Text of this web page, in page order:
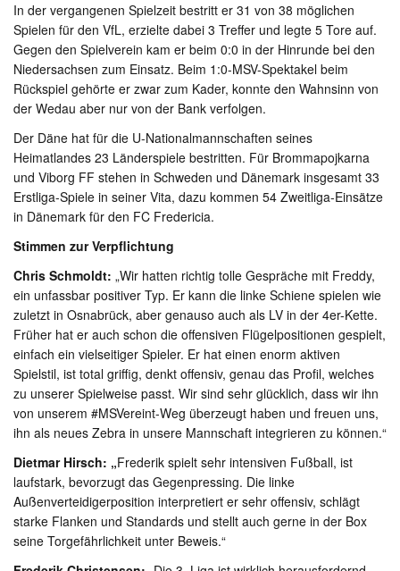
In der vergangenen Spielzeit bestritt er 31 von 38 möglichen
Spielen für den VfL, erzielte dabei 3 Treffer und legte 5 Tore auf.
Gegen den Spielverein kam er beim 0:0 in der Hinrunde bei den
Niedersachsen zum Einsatz. Beim 1:0-MSV-Spektakel beim
Rückspiel gehörte er zwar zum Kader, konnte den Wahnsinn von
der Wedau aber nur von der Bank verfolgen.
Der Däne hat für die U-Nationalmannschaften seines
Heimatlandes 23 Länderspiele bestritten. Für Brommapojkarna
und Viborg FF stehen in Schweden und Dänemark insgesamt 33
Erstliga-Spiele in seiner Vita, dazu kommen 54 Zweitliga-Einsätze
in Dänemark für den FC Fredericia.
Stimmen zur Verpflichtung
Chris Schmoldt: „Wir hatten richtig tolle Gespräche mit Freddy,
ein unfassbar positiver Typ. Er kann die linke Schiene spielen wie
zuletzt in Osnabrück, aber genauso auch als LV in der 4er-Kette.
Früher hat er auch schon die offensiven Flügelpositionen gespielt,
einfach ein vielseitiger Spieler. Er hat einen enorm aktiven
Spielstil, ist total griffig, denkt offensiv, genau das Profil, welches
zu unserer Spielweise passt. Wir sind sehr glücklich, dass wir ihn
von unserem #MSVereint-Weg überzeugt haben und freuen uns,
ihn als neues Zebra in unsere Mannschaft integrieren zu können.“
Dietmar Hirsch: „Frederik spielt sehr intensiven Fußball, ist
laufstark, bevorzugt das Gegenpressing. Die linke
Außenverteidigerposition interpretiert er sehr offensiv, schlägt
starke Flanken und Standards und stellt auch gerne in der Box
seine Torgefährlichkeit unter Beweis.“